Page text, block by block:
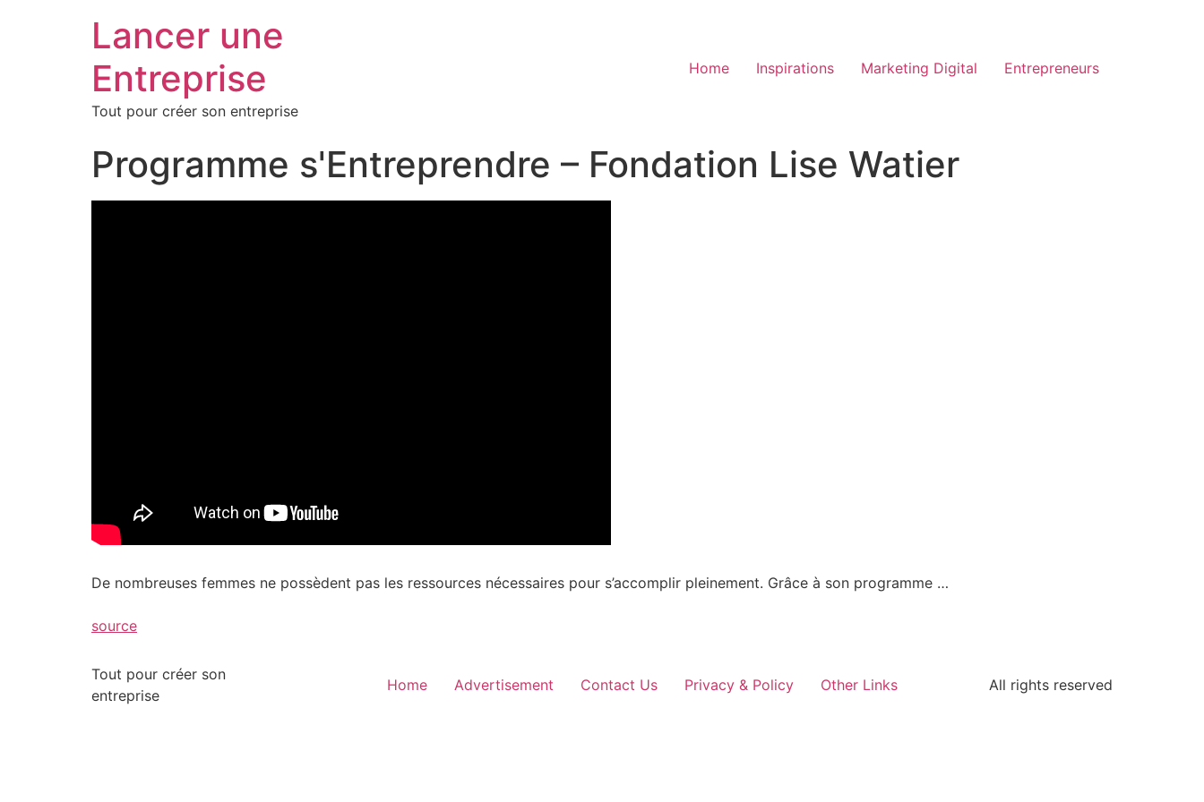
Lancer une
Entreprise
Tout pour créer son entreprise
Home Inspirations Marketing Digital Entrepreneurs
Programme s'Entreprendre – Fondation Lise Watier
De nombreuses femmes ne possèdent pas les ressources nécessaires pour s’accomplir pleinement. Grâce à son programme …
source
Tout pour créer son
entreprise
Home Advertisement Contact Us Privacy & Policy Other Links All rights reserved